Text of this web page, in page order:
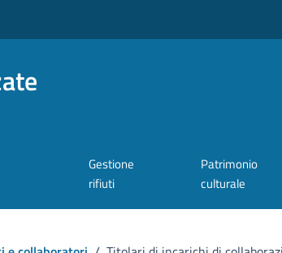
Gestione
rifiuti
Patrimonio
culturale